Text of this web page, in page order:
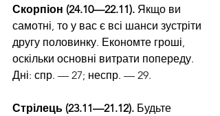
Скорпіон (24.10—22.11). Якщо ви
самотні, то у вас є всі шанси зустріти
другу половинку. Економте гроші,
оскільки основні ви­трати попереду.
Дні: спр. — 27; неспр. — 29.
Стрілець (23.11—21.12). Будьте